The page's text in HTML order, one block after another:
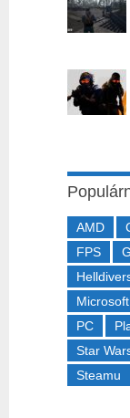
AMD
FPS
Microsoft
PC
Star
Steamu